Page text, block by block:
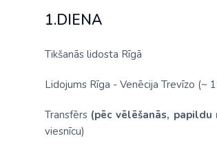
1.DIENA
Tikšanās lidosta Rīgā
Lidojums Rīga - Venēcija Trevīzo (~
Transfērs (pēc vēlēšanās, papildu
viesnīcu)